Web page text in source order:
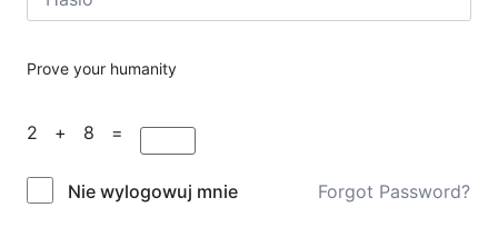
Prove your humanity
2 + 8 =
Nie wylogowuj mnie Forgot Password?